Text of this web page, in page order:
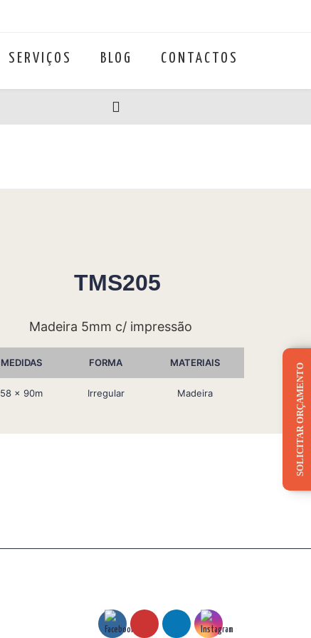
SERVIÇOS BLOG CONTACTOS
TMS205
Madeira 5mm c/ impressão
MEDIDAS FORMA MATERIAIS
58 x 90m Irregular Madeira SOLICITAR ORÇAMENTO